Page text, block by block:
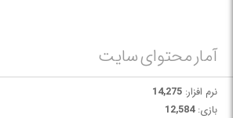
آمار محتوای سایت
نرم افزار: 14,275
بازی:12,584